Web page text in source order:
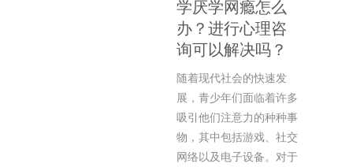
学厌学网瘾怎么
办？进行心理咨
询可以解决吗？
随着现代社会的快速发
展，青少年们面临着许多
吸引他们注意力的种种事
物，其中包括游戏、社交
网络以及电子设备。对于